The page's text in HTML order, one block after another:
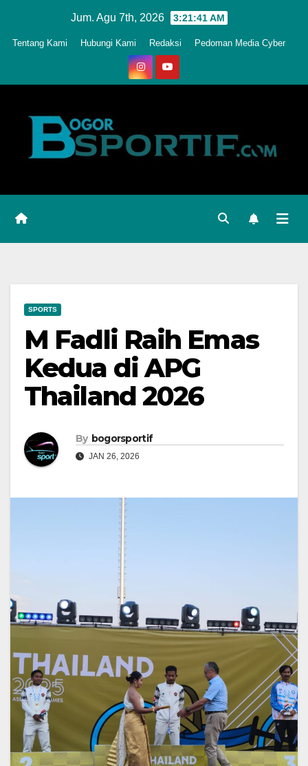
Jum. Agu 7th, 2026 3:21:44 AM
Tentang Kami Hubungi Kami Redaksi Pedoman Media Cyber
SPORTS
M Fadli Raih Emas
Kedua di APG
Thailand 2026
By bogorsportif
JAN 26, 2026